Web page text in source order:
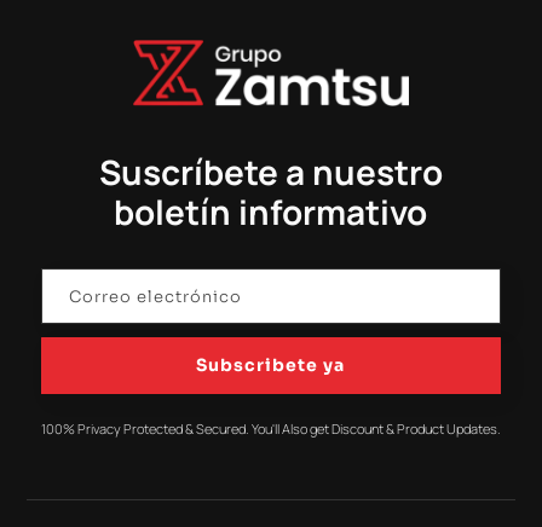
Suscríbete a nuestro
boletín informativo
Subscribete ya
100% Privacy Protected & Secured. You'll Also get Discount & Product Updates.